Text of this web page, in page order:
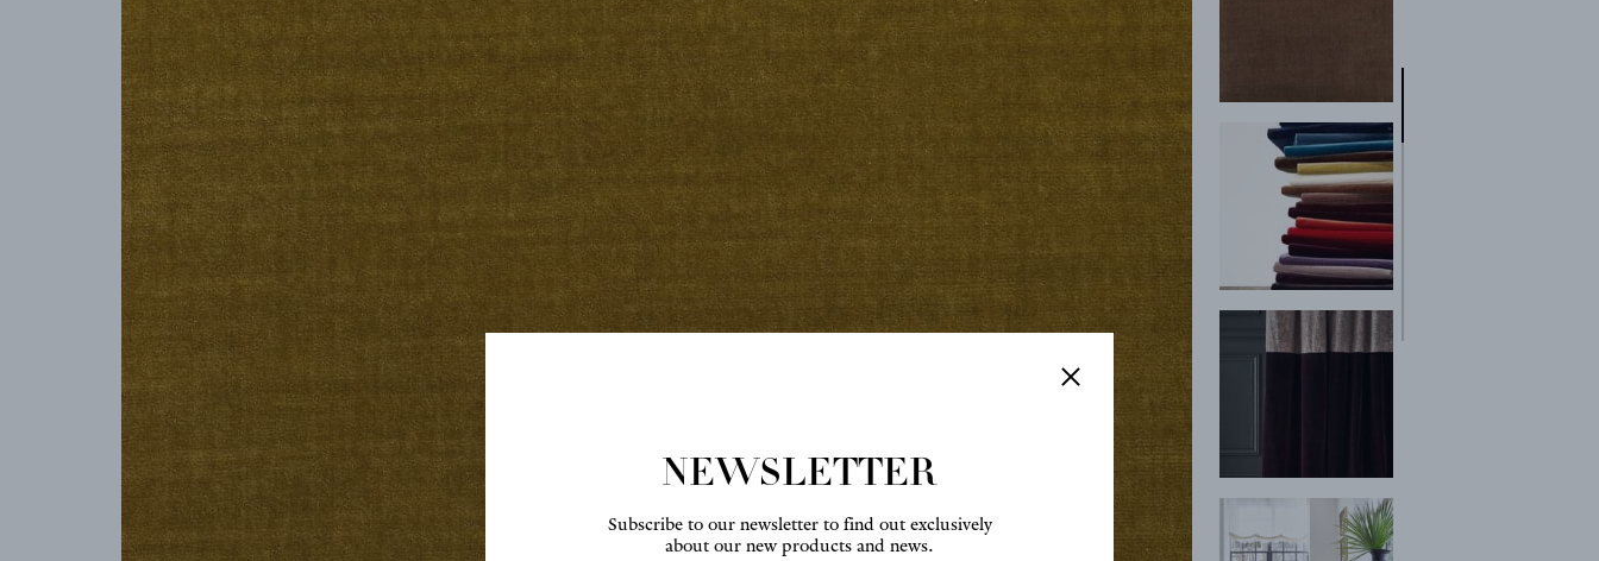
CREATOR
COLLECTIONS
ARCHIVES
CONTACT
NEWSLETTER
Subscribe to our newsletter to find out exclusively
about our new products and news.